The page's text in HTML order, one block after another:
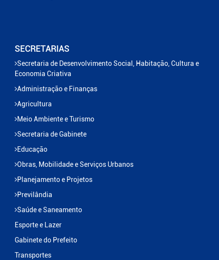
SECRETARIAS
Secretaria de Desenvolvimento Social, Habitação, Cultura e
Economia Criativa
Administração e Finanças
Agricultura
Meio Ambiente e Turismo
Secretaria de Gabinete
Educação
Obras, Mobilidade e Serviços Urbanos
Planejamento e Projetos
Previlândia
Saúde e Saneamento
Esporte e Lazer
Gabinete do Prefeito
Transportes